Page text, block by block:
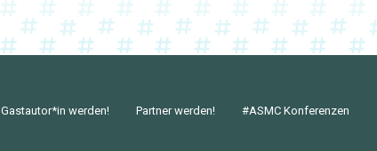
Gastautor*in werden! Partner werden! #ASMC Konferenzen